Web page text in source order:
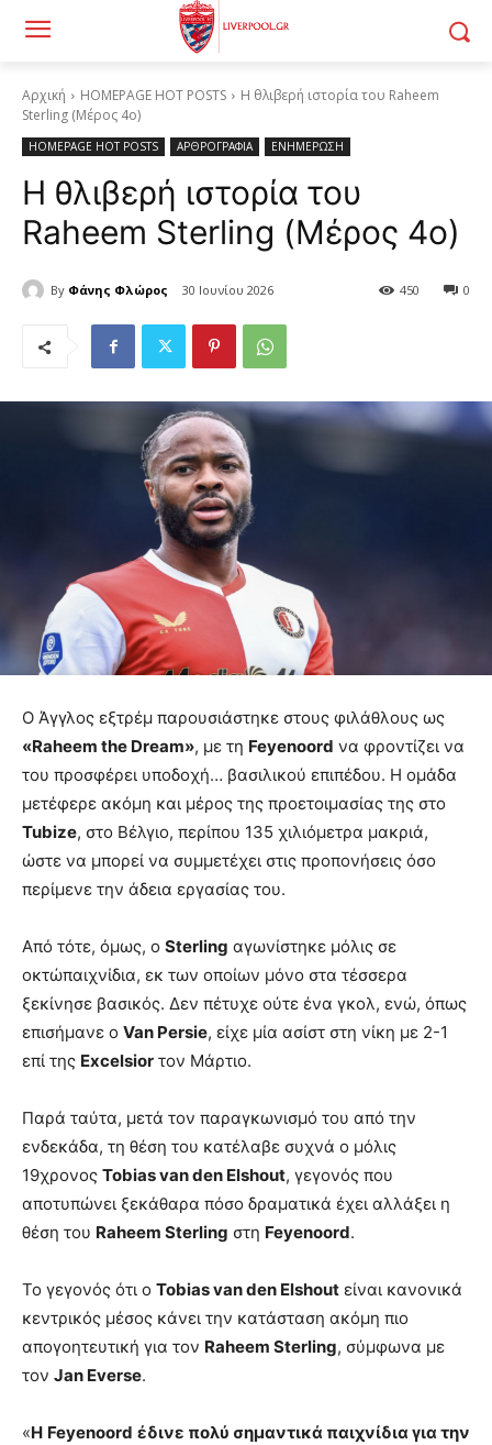
Αρχική HOMEPAGE HOT POSTS
Η θλιβερή ιστορία του Raheem
Sterling (Μέρος 4ο)
HOMEPAGE HOT POSTS ΑΡΘΡΟΓΡΑΦΙΑ ΕΝΗΜΕΡΩΣΗ
Η θλιβερή ιστορία του
Raheem Sterling (Μέρος 4ο)
By Φάνης Φλώρος 30 Ιουνίου 2026 0
450
Ο Άγγλος εξτρέμ παρουσιάστηκε στους φιλάθλους ως
«Raheem the Dream», με τη Feyenoord να φροντίζει να
του προσφέρει υποδοχή… βασιλικού επιπέδου. Η ομάδα
μετέφερε ακόμη και μέρος της προετοιμασίας της στο
Tubize, στο Βέλγιο, περίπου 135 χιλιόμετρα μακριά,
ώστε να μπορεί να συμμετέχει στις προπονήσεις όσο
περίμενε την άδεια εργασίας του.
Από τότε, όμως, ο Sterling αγωνίστηκε μόλις σε
οκτώπαιχνίδια, εκ των οποίων μόνο στα τέσσερα
ξεκίνησε βασικός. Δεν πέτυχε ούτε ένα γκολ, ενώ, όπως
επισήμανε ο Van Persie, είχε μία ασίστ στη νίκη με 2-1
επί της Excelsior τον Μάρτιο.
Παρά ταύτα, μετά τον παραγκωνισμό του από την
ενδεκάδα, τη θέση του κατέλαβε συχνά ο μόλις
19χρονος Tobias van den Elshout, γεγονός που
αποτυπώνει ξεκάθαρα πόσο δραματικά έχει αλλάξει η
θέση του Raheem Sterling στη Feyenoord.
Το γεγονός ότι ο Tobias van den Elshout είναι κανονικά
κεντρικός μέσος κάνει την κατάσταση ακόμη πιο
απογοητευτική για τον Raheem Sterling, σύμφωνα με
τον Jan Everse.
«Η Feyenoord έδινε πολύ σημαντικά παιχνίδια για την